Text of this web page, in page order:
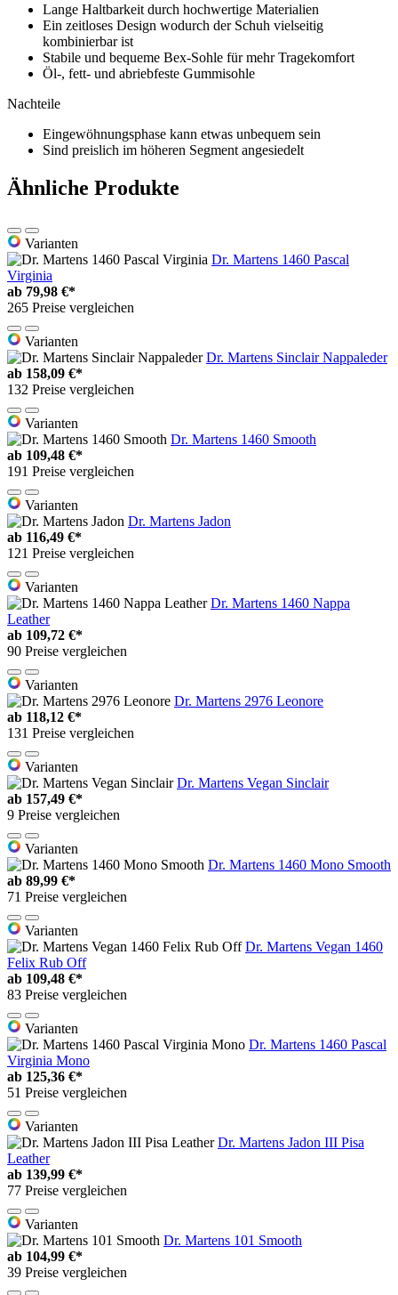
Lange Haltbarkeit durch hochwertige Materialien
Ein zeitloses Design wodurch der Schuh vielseitig
kombinierbar ist
Stabile und bequeme Bex-Sohle für mehr Tragekomfort
Öl-, fett- und abriebfeste Gummisohle
Nachteile
Eingewöhnungsphase kann etwas unbequem sein
Sind preislich im höheren Segment angesiedelt
Ähnliche Produkte
Varianten
Dr. Martens 1460 Pascal
Virginia
ab 79,98 €*
265 Preise vergleichen
Varianten
Dr. Martens Sinclair Nappaleder
ab 158,09 €*
132 Preise vergleichen
Varianten
Dr. Martens 1460 Smooth
ab 109,48 €*
191 Preise vergleichen
Varianten
Dr. Martens Jadon
ab 116,49 €*
121 Preise vergleichen
Varianten
Dr. Martens 1460 Nappa
Leather
ab 109,72 €*
90 Preise vergleichen
Varianten
Dr. Martens 2976 Leonore
ab 118,12 €*
131 Preise vergleichen
Varianten
Dr. Martens Vegan Sinclair
ab 157,49 €*
9 Preise vergleichen
Varianten
Dr. Martens 1460 Mono Smooth
ab 89,99 €*
71 Preise vergleichen
Varianten
Dr. Martens Vegan 1460
Felix Rub Off
ab 109,48 €*
83 Preise vergleichen
Varianten
Dr. Martens 1460 Pascal
Virginia Mono
ab 125,36 €*
51 Preise vergleichen
Varianten
Dr. Martens Jadon III Pisa
Leather
ab 139,99 €*
77 Preise vergleichen
Varianten
Dr. Martens 101 Smooth
ab 104,99 €*
39 Preise vergleichen